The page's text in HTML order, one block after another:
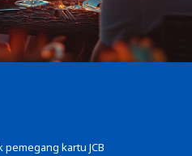
pemegang kartu JCB